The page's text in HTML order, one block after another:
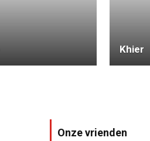
Khier
Onze vrienden